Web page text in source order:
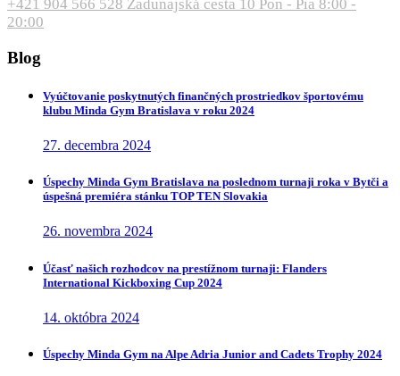
+421 904 566 528 Zadunajská cesta 10 Pon - Pia 8:00 -
20:00
Blog
Vyúčtovanie poskytnutých finančných prostriedkov športovému
klubu Minda Gym Bratislava v roku 2024
27. decembra 2024
Úspechy Minda Gym Bratislava na poslednom turnaji roka v Bytči a
úspešná premiéra stánku TOP TEN Slovakia
26. novembra 2024
Účasť našich rozhodcov na prestížnom turnaji: Flanders
International Kickboxing Cup 2024
14. októbra 2024
Úspechy Minda Gym na Alpe Adria Junior and Cadets Trophy 2024